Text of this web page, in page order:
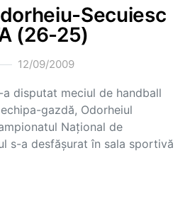
Secuiesc
(26-25)
12/09/2009
disputat meciul de handball
gazdă, Odorheiul
Naţional de
s-a desfăşurat în sala sportivă